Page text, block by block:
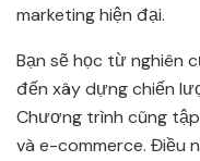
marketing hiện đại.
Bạn sẽ học từ nghiên
đến xây dựng chiến
Chương trình cũng
và e-commerce. Điều